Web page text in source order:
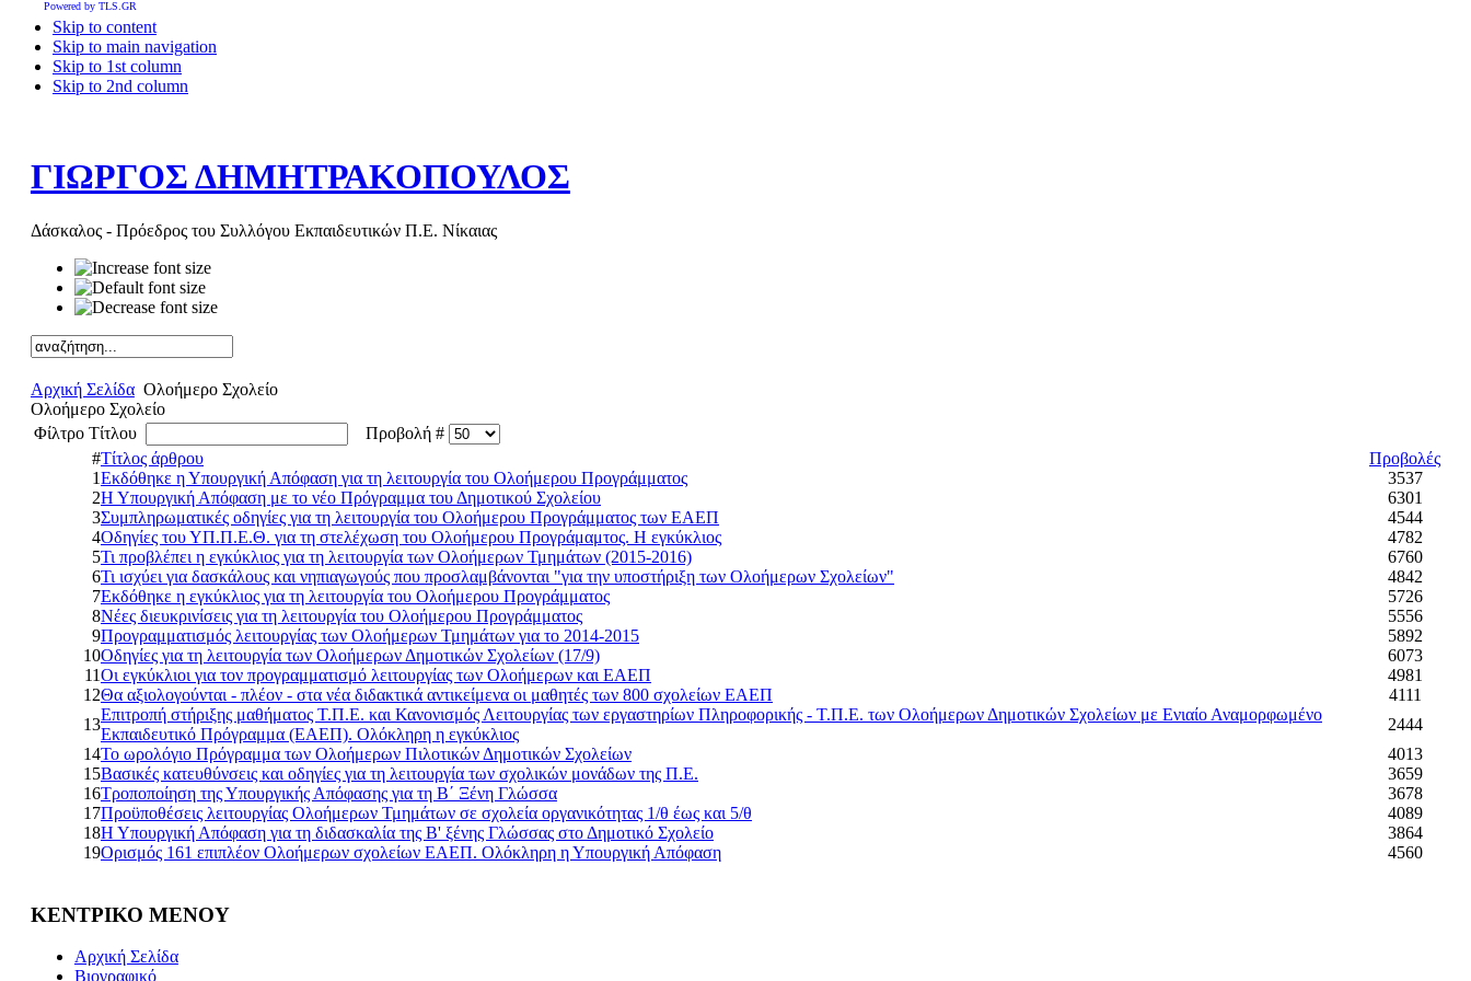
Skip to content
Skip to main navigation
Skip to 1st column
Skip to 2nd column
ΓΙΩΡΓΟΣ ΔΗΜΗΤΡΑΚΟΠΟΥΛΟΣ
Δάσκαλος - Πρόεδρος του Συλλόγου Εκπαιδευτικών Π.Ε. Νίκαιας
Αρχική Σελίδα Ολοήμερο Σχολείο
Ολοήμερο Σχολείο
Φίλτρο Τίτλου
Προβολή #
#Τίτλος άρθρου
Προβολές
1Εκδόθηκε η Υπουργική Απόφαση για τη λειτουργία του Ολοήμερου Προγράμματος
3537
2Η Υπουργική Απόφαση με το νέο Πρόγραμμα του Δημοτικού Σχολείου
6301
3Συμπληρωματικές οδηγίες για τη λειτουργία του Ολοήμερου Προγράμματος των ΕΑΕΠ
4544
4Οδηγίες του ΥΠ.Π.Ε.Θ. για τη στελέχωση του Ολοήμερου Προγράμαμτος. Η εγκύκλιος
4782
5Τι προβλέπει η εγκύκλιος για τη λειτουργία των Ολοήμερων Τμημάτων (2015-2016)
6760
6Τι ισχύει για δασκάλους και νηπιαγωγούς που προσλαμβάνονται "για την υποστήριξη των Ολοήμερων Σχολείων"
4842
7Εκδόθηκε η εγκύκλιος για τη λειτουργία του Ολοήμερου Προγράμματος
5726
8Νέες διευκρινίσεις για τη λειτουργία του Ολοήμερου Προγράμματος
5556
9Προγραμματισμός λειτουργίας των Ολοήμερων Τμημάτων για το 2014-2015
5892
10Οδηγίες για τη λειτουργία των Ολοήμερων Δημοτικών Σχολείων (17/9)
6073
11Οι εγκύκλιοι για τον προγραμματισμό λειτουργίας των Ολοήμερων και ΕΑΕΠ
4981
12Θα αξιολογούνται - πλέον - στα νέα διδακτικά αντικείμενα οι μαθητές των 800 σχολείων ΕΑΕΠ
4111
13
Επιτροπή στήριξης μαθήματος Τ.Π.Ε. και Κανονισμός Λειτουργίας των εργαστηρίων Πληροφορικής - Τ.Π.Ε. των Ολοήμερων Δημοτικών Σχολείων με Ενιαίο Αναμορφωμένο
Εκπαιδευτικό Πρόγραμμα (ΕΑΕΠ). Ολόκληρη η εγκύκλιος
2444
14Το ωρολόγιο Πρόγραμμα των Ολοήμερων Πιλοτικών Δημοτικών Σχολείων
4013
15Βασικές κατευθύνσεις και οδηγίες για τη λειτουργία των σχολικών μονάδων της Π.Ε.
3659
16Τροποποίηση της Υπουργικής Απόφασης για τη Β΄ Ξένη Γλώσσα
3678
17Προϋποθέσεις λειτουργίας Ολοήμερων Τμημάτων σε σχολεία οργανικότητας 1/θ έως και 5/θ
4089
18Η Υπουργική Απόφαση για τη διδασκαλία της Β' ξένης Γλώσσας στο Δημοτικό Σχολείο
3864
19Ορισμός 161 επιπλέον Ολοήμερων σχολείων ΕΑΕΠ. Ολόκληρη η Υπουργική Απόφαση 4560
ΚΕΝΤΡΙΚΟ ΜΕΝΟΥ
Αρχική Σελίδα
Βιογραφικό
Powered by TLS.GR